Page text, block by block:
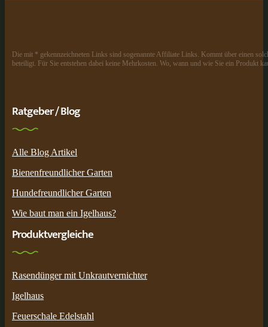
Die mit * gekennzeichneten Links sind sogenannte Affiliate Links. Kommt über einen
beteiligt. Für Sie entstehen dabei keine Mehrkosten. Wo, wann und wie Sie ein Produkt
Ratgeber / Blog
Alle Blog Artikel
Bienenfreundlicher Garten
Hundefreundlicher Garten
Wie baut man ein Igelhaus?
Produktvergleiche
Rasendünger mit Unkrautvernichter
Igelhaus
Feuerschale Edelstahl